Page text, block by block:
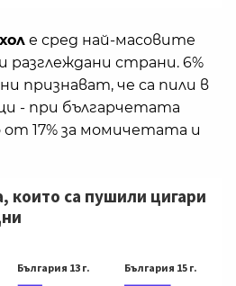
е сред най-масовите
разглеждани страни. 6%
признават, че са пили в
- при българчетата
17% за момичетата и